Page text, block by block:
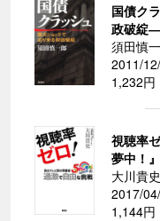
国債ク
政破綻―
須田慎
2011/
1,232円
視聴率
夢中！
大川貴
2017/
1,144円